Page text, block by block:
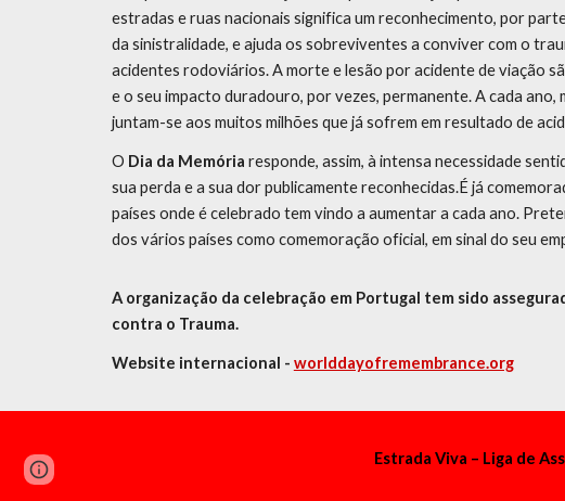
estradas e ruas nacionais significa um reconhecimento, por
da sinistralidade, e ajuda os sobreviventes a conviver com o
acidentes rodoviários. A morte e lesão por acidente de viação
e o seu impacto duradouro, por vezes, permanente. A cada
juntam-se aos muitos milhões que já sofrem em resultado de
O Dia da Memória responde, assim, à intensa necessidade
sua perda e a sua dor publicamente reconhecidas.É já
países onde é celebrado tem vindo a aumentar a cada ano.
dos vários países como comemoração oficial, em sinal do seu
A organização da celebração em Portugal tem sido
contra o Trauma.
Website internacional - worlddayofremembrance.org
Estrada Viva – Liga de